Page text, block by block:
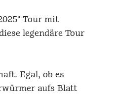
Tour mit
legendäre Tour
Egal, ob es
aufs Blatt